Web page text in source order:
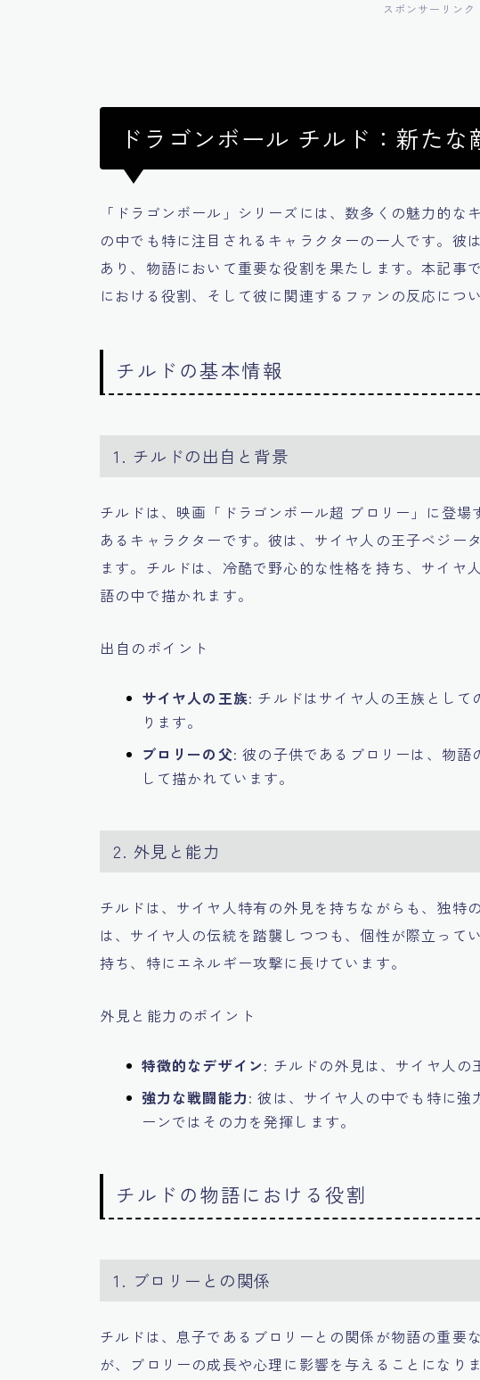
スポンサーリンク
ドラゴンボール チルド：新たな
「ドラゴンボール」シリーズには、数多くの魅力的
の中でも特に注目されるキャラクターの一人です。彼
あり、物語において重要な役割を果たします。本記事
における役割、そして彼に関連するファンの反応につ
チルドの基本情報
1. チルドの出自と背景
チルドは、映画「ドラゴンボール超 ブロリー」に登
あるキャラクターです。彼は、サイヤ人の王子ベジー
ます。チルドは、冷酷で野心的な性格を持ち、サイヤ
語の中で描かれます。
出自のポイント
サイヤ人の王族: チルドはサイヤ人の王族として
ります。
ブロリーの父: 彼の子供であるブロリーは、物語
して描かれています。
2. 外見と能力
チルドは、サイヤ人特有の外見を持ちながらも、独特
は、サイヤ人の伝統を踏襲しつつも、個性が際立って
持ち、特にエネルギー攻撃に長けています。
外見と能力のポイント
特徴的なデザイン: チルドの外見は、サイヤ人の
強力な戦闘能力: 彼は、サイヤ人の中でも特に
ーンではその力を発揮します。
チルドの物語における役割
1. ブロリーとの関係
チルドは、息子であるブロリーとの関係が物語の重要
が、ブロリーの成長や心理に影響を与えることになり